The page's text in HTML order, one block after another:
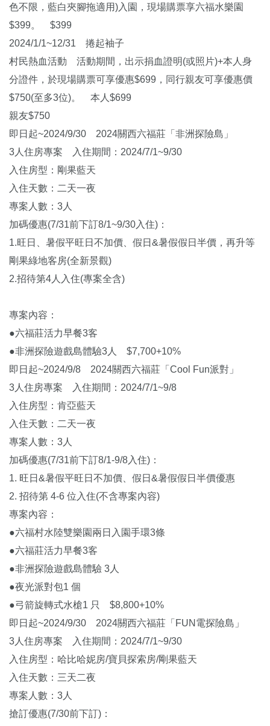
色不限，藍白夾腳拖適用)入園，現場購票享六福水樂園
$399。 $399
2024/1/1~12/31 捲起袖子
村民熱血活動 活動期間，出示捐血證明(或照片)+本人身
分證件，於現場購票可享優惠$699，同行親友可享優惠價
$750(至多3位)。 本人$699
親友$750
即日起~2024/9/30 2024關西六福莊「非洲探險島」
3人住房專案 入住期間：2024/7/1~9/30
入住房型：剛果藍天
入住天數：二天一夜
專案人數：3人
加碼優惠(7/31前下訂8/1~9/30入住)：
1.旺日、暑假平旺日不加價、假日&暑假假日半價，再升等
剛果綠地客房(全新景觀)
2.招待第4人入住(專案全含)
專案內容：
●六福莊活力早餐3客
●非洲探險遊戲島體驗3人 $7,700+10%
即日起~2024/9/8 2024關西六福莊「Cool Fun派對」
3人住房專案 入住期間：2024/7/1~9/8
入住房型：肯亞藍天
入住天數：二天一夜
專案人數：3人
加碼優惠(7/31前下訂8/1-9/8入住)：
1. 旺日&暑假平旺日不加價、假日&暑假假日半價優惠
2. 招待第 4-6 位入住(不含專案內容)
專案內容：
●六福村水陸雙樂園兩日入園手環3條
●六福莊活力早餐3客
●非洲探險遊戲島體驗 3人
●夜光派對包1 個
●弓箭旋轉式水槍1 只 $8,800+10%
即日起~2024/9/30 2024關西六福莊「FUN電探險島」
3人住房專案 入住期間：2024/7/1~9/30
入住房型：哈比哈妮房/寶貝探索房/剛果藍天
入住天數：三天二夜
專案人數：3人
搶訂優惠(7/30前下訂)：